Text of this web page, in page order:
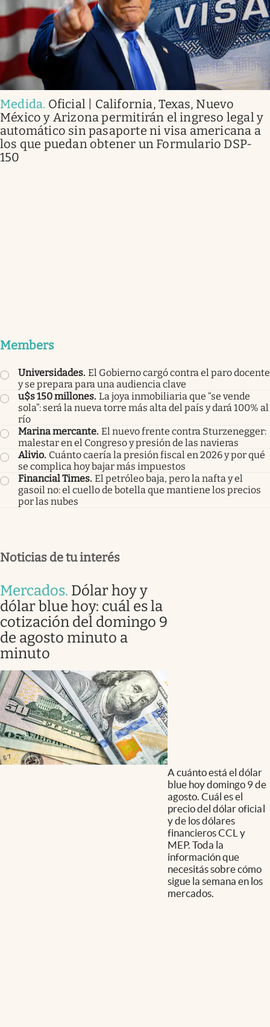
Medida. Oficial | California, Texas, Nuevo
México y Arizona permitirán el ingreso legal y
automático sin pasaporte ni visa americana a
los que puedan obtener un Formulario DSP-
150
Members
Universidades. El Gobierno cargó contra el paro docente
y se prepara para una audiencia clave
u$s 150 millones. La joya inmobiliaria que “se vende
sola”: será la nueva torre más alta del país y dará 100% al
río
Marina mercante. El nuevo frente contra Sturzenegger:
malestar en el Congreso y presión de las navieras
Alivio. Cuánto caería la presión fiscal en 2026 y por qué
se complica hoy bajar más impuestos
Financial Times. El petróleo baja, pero la nafta y el
gasoil no: el cuello de botella que mantiene los precios
por las nubes
Noticias de tu interés
Mercados. Dólar hoy y
dólar blue hoy: cuál es la
cotización del domingo 9
de agosto minuto a
minuto
A cuánto está el dólar
blue hoy domingo 9 de
agosto. Cuál es el
precio del dólar oficial
y de los dólares
financieros CCL y
MEP. Toda la
información que
necesitás sobre cómo
sigue la semana en los
mercados.